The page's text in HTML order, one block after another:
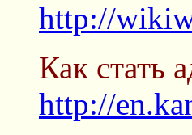
http://
Как стать
http://